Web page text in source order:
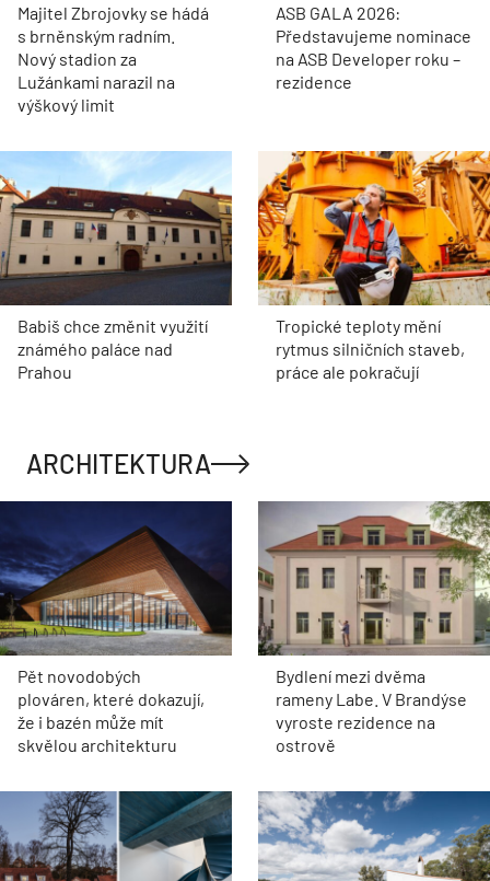
Majitel Zbrojovky se hádá
s brněnským radním.
Nový stadion za
Lužánkami narazil na
výškový limit
ASB GALA 2026:
Představujeme nominace
na ASB Developer roku –
rezidence
Babiš chce změnit využití
známého paláce nad
Prahou
Tropické teploty mění
rytmus silničních staveb,
práce ale pokračují
ARCHITEKTURA
Pět novodobých
plováren, které dokazují,
že i bazén může mít
skvělou architekturu
Bydlení mezi dvěma
rameny Labe. V Brandýse
vyroste rezidence na
ostrově